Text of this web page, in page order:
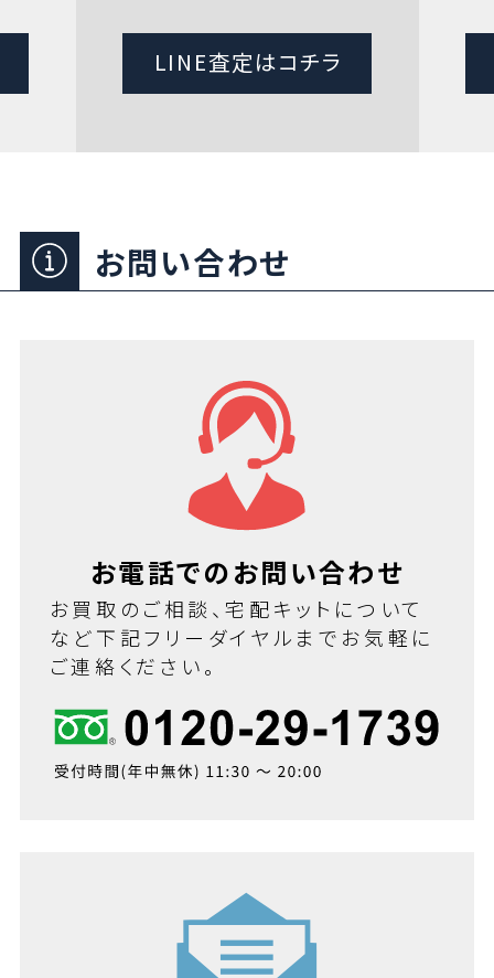
LINE査定はコチラ
お問い合わせ
お電話でのお問い合わせ
お買取のご相談、宅配キットについて
など下記フリーダイヤルまでお気軽に
ご連絡ください。